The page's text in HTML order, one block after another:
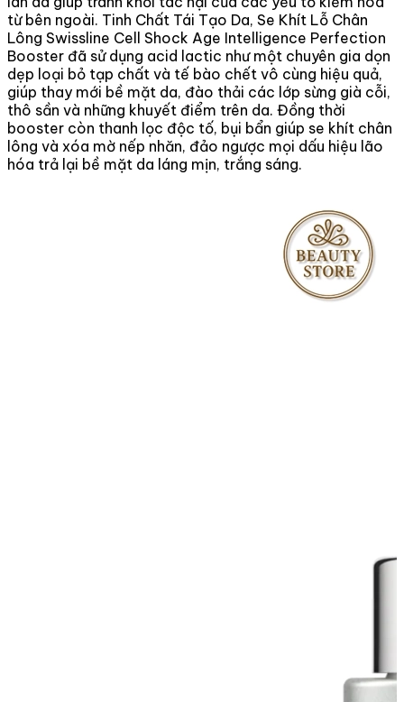
từ bên ngoài. Tinh Chất Tái Tạo Da, Se Khít Lỗ Chân
Lông Swissline Cell Shock Age Intelligence Perfection
Booster đã sử dụng acid lactic như một chuyên gia dọn
dẹp loại bỏ tạp chất và tế bào chết vô cùng hiệu quả,
giúp thay mới bề mặt da, đào thải các lớp sừng già cỗi,
thô sần và những khuyết điểm trên da. Đồng thời
booster còn thanh lọc độc tố, bụi bẩn giúp se khít chân
lông và xóa mờ nếp nhăn, đảo ngược mọi dấu hiệu lão
hóa trả lại bề mặt da láng mịn, trắng sáng.